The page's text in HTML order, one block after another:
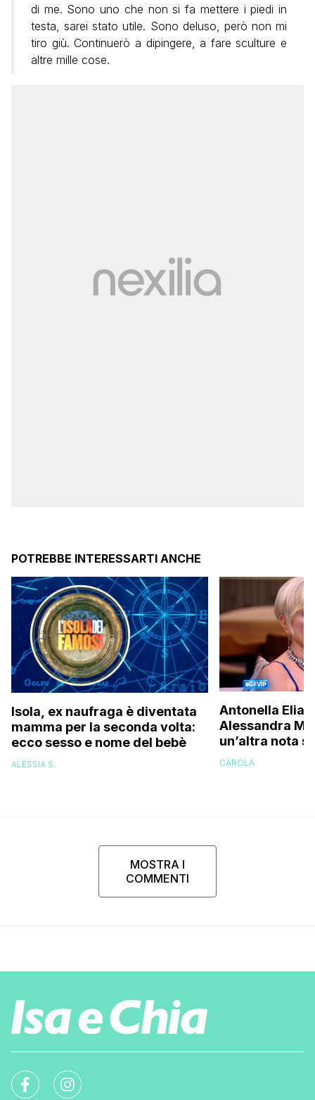
di me. Sono uno che non si fa mettere i piedi in
testa, sarei stato utile. Sono deluso, però non mi
tiro giù. Continuerò a dipingere, a fare sculture e
altre mille cose.
POTREBBE INTERESSARTI ANCHE
Isola, ex naufraga è diventata
mamma per la seconda volta:
ecco sesso e nome del bebè
ALESSIA S.
Antonella Elia
Alessandra
un’altra nota
una bella
CAROLA
MOSTRA I
COMMENTI